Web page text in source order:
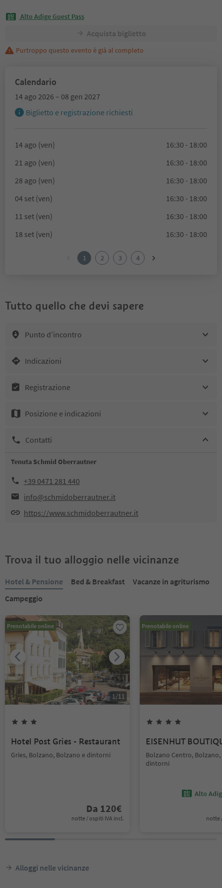
Alto Adige Guest Pass
Acquista biglietto
Purtroppo questo evento è già al completo
Calendario
14 ago 2026 – 08 gen 2027
Biglietto e registrazione richiesti
14 ago (ven)
16:30 - 18:00
21 ago (ven)
16:30 - 18:00
28 ago (ven)
16:30 - 18:00
04 set (ven)
16:30 - 18:00
11 set (ven)
16:30 - 18:00
18 set (ven)
16:30 - 18:00
1 2 3 4
Tutto quello che devi sapere
Punto d’incontro
Indicazioni
Registrazione
Posizione e indicazioni
Contatti
Tenuta Schmid Oberrautner
+39 0471 281 440
info@schmidoberrautner.it
https://www.schmidoberrautner.it
Trova il tuo alloggio nelle vicinanze
Hotel & Pensione Bed & Breakfast
Vacanze in agriturismo
Campeggio
Prenotabile online
1/11
Hotel Post Gries - Restaurant
Gries, Bolzano, Bolzano e dintorni
Da 120€
notte / ospiti IVA incl.
Prenotabile online
EISENHUT
Bolzano Centro,
dintorni
Alto
notte
Alloggi nelle vicinanze